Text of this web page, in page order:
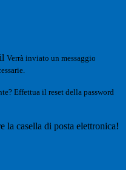
Verrà inviato un messaggio
Effettua il reset della password
la casella di posta elettronica!